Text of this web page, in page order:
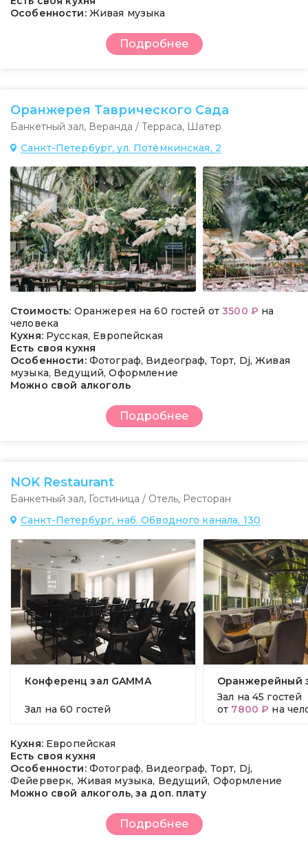
Особенности: Живая музыка
Подробнее
Оранжерея Таврического Сада
Банкетный зал, Веранда / Терраса, Шатер
Санкт-Петербург, ул. Потёмкинская, 2
Стоимость: Оранжерея на 60 гостей от3500 ₽ на
человека
Кухня: Русская, Европейская
Есть своя кухня
Особенности: Фотограф, Видеограф, Торт, Dj, Живая
музыка, Ведущий, Оформление
Можно свой алкоголь
Подробнее
NOK Restaurant
Банкетный зал, Гостиница / Отель, Ресторан
Санкт-Петербург, наб. Обводного канала, 130
Конференц зал GAMMA
Зал на 60 гостей
Оранжерейный
Зал на 45 гостей
от 7800 ₽ на
Кухня: Европейская
Есть своя кухня
Особенности: Фотограф, Видеограф, Торт, Dj,
Фейерверк, Живая музыка, Ведущий, Оформление
Можно свой алкоголь, за доп. плату
Подробнее